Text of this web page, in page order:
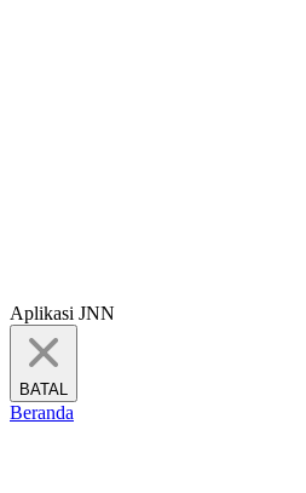
Aplikasi JNN
BATAL
Beranda